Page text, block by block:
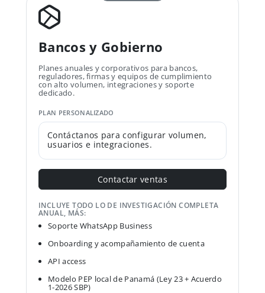
Bancos y Gobierno
Planes anuales y corporativos para bancos,
reguladores, firmas y equipos de cumplimiento
con alto volumen, integraciones y soporte
dedicado.
PLAN PERSONALIZADO
Contáctanos para configurar volumen,
usuarios e integraciones.
Contactar ventas
INCLUYE TODO LO DE INVESTIGACIÓN COMPLETA
ANUAL, MÁS:
Soporte WhatsApp Business
Onboarding y acompañamiento de cuenta
API access
Modelo PEP local de Panamá (Ley 23 + Acuerdo
1-2026 SBP)